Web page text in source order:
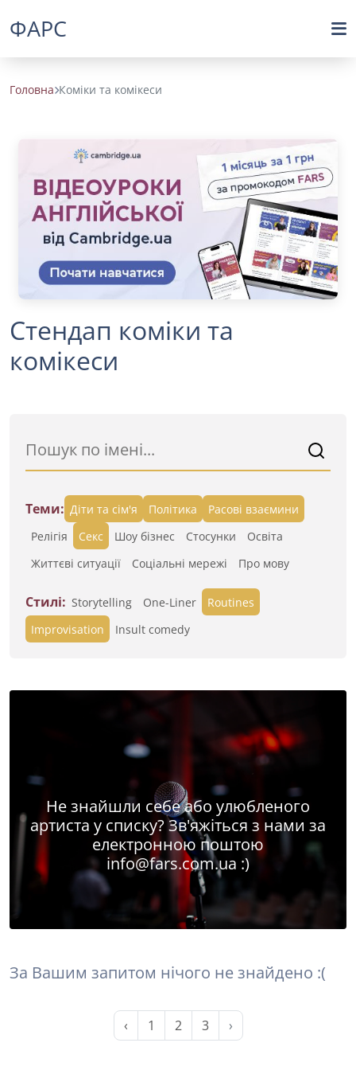
ФАРС
Головна Коміки та комікеси
Стендап коміки та
комікеси
Теми: Діти та сім'я Політика
Расові взаємини
Релігія
Секс Шоу бізнес Стосунки
Освіта
Життєві ситуації
Cоціальні мережі Про мову
Стилі: Storytelling One-Liner
Routines
Improvisation
Insult comedy
Не знайшли себе або улюбленого
артиста у списку? Зв'яжіться з нами за
електронною поштою
info@fars.com.ua :)
За Вашим запитом нічого не знайдено :(
‹ 1 2 3 ›